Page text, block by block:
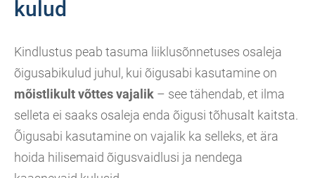
kulud
Kindlustus peab tasuma liiklusõnnetuses osaleja
õigusabikulud juhul, kui õigusabi kasutamine on
mõistlikult võttes vajalik – see tähendab, et ilma
selleta ei saaks osaleja enda õigusi tõhusalt kaitsta.
Õigusabi kasutamine on vajalik ka selleks, et ära
hoida hilisemaid õigusvaidlusi ja nendega